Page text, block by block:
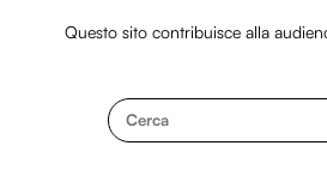
Questo sito contribuisce alla
Cerca